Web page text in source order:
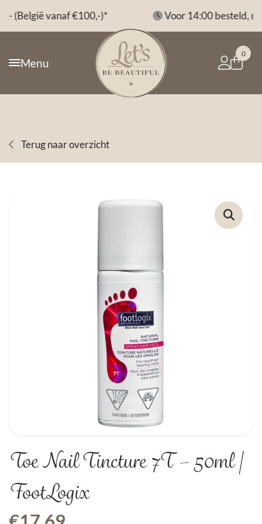
Voor 14:00 besteld, morgen in huis*
Menu
0
Terug naar overzicht
Toe Nail Tincture 7T – 50ml |
FootLogix